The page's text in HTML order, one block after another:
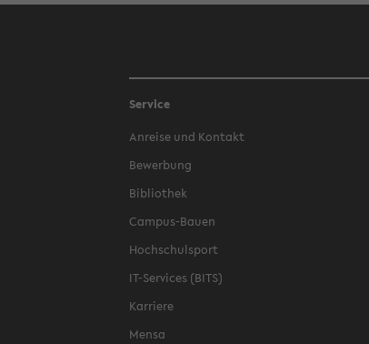
Service
Anreise und Kontakt
Bewerbung
Bibliothek
Campus-Bauen
Hochschulsport
IT-Services (BITS)
Karriere
Mensa